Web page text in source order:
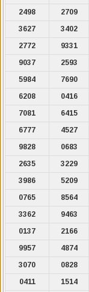
2498
2709
3627
3402
2772
9331
9037
2593
5984
7690
6208
0416
7081
6415
6777
4527
9828
0683
2635
3229
3986
5209
0765
8564
3362
9463
0137
2166
9957
4874
3070
0828
0411
1514